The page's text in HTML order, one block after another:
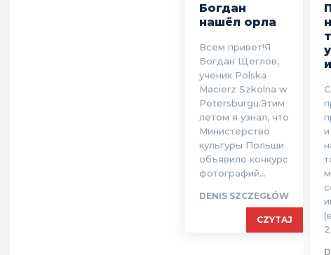
Богдан
нашёл орла
Всем привет!Я
Богдан Щеглов,
ученик Polska
Macierz Szkolna w
Petersburgu.Этим
летом я узнал, что
Министерство
культуры Польши
объявило конкурс
фотографий...
DENIS SZCZEGŁÓW
CZYTAJ